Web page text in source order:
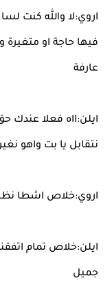
اروي:لا والله كنت
فيها حاجة او متغيرة
عارفة
ايلن:ااه فعلا
نتقابل يا بت واهو
اروي:خلاص اشطا
ايلن:خلاص تمام
جميل